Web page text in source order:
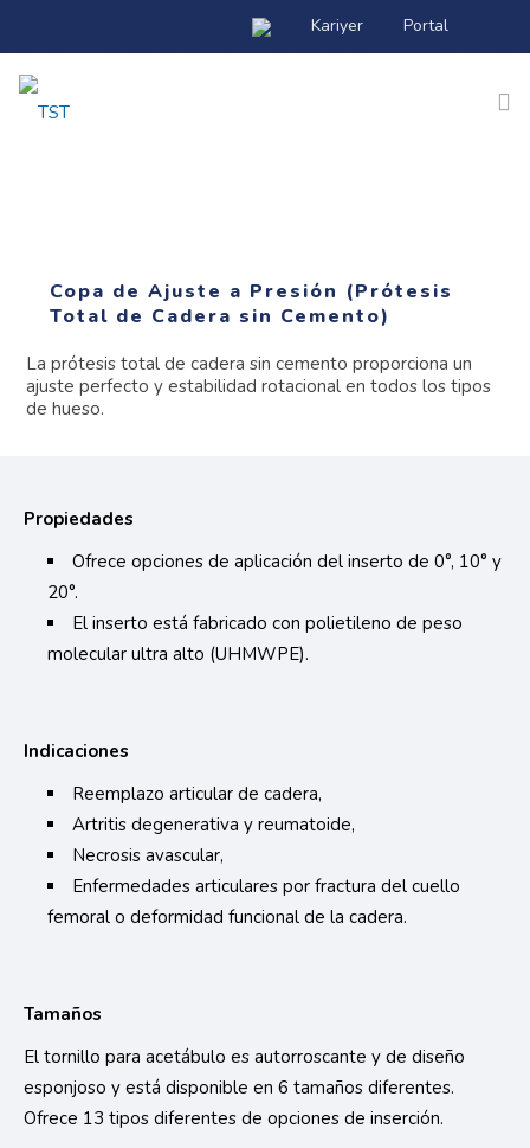
Kariyer Portal
Productos
Language Menu:
Copa de Ajuste a Presión (Prótesis
Total de Cadera sin Cemento)
La prótesis total de cadera sin cemento proporciona un
ajuste perfecto y estabilidad rotacional en todos los tipos
de hueso.
Propiedades
Ofrece opciones de aplicación del inserto de 0°, 10° y
20°.
El inserto está fabricado con polietileno de peso
molecular ultra alto (UHMWPE).
Indicaciones
Reemplazo articular de cadera,
Artritis degenerativa y reumatoide,
Necrosis avascular,
Enfermedades articulares por fractura del cuello
femoral o deformidad funcional de la cadera.
Tamaños
El tornillo para acetábulo es autorroscante y de diseño
esponjoso y está disponible en 6 tamaños diferentes.
Ofrece 13 tipos diferentes de opciones de inserción.